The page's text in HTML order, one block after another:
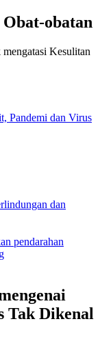
obatan
Kesulitan
Pandemi dan Virus
dan
pendarahan
Tak Dikenal